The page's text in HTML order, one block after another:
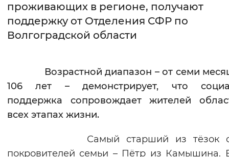
Интервал между буквами
Цвет сайта
Инверсивный
Изображения
проживающих в регионе, получают
поддержку от Отделения СФР по
Волгоградской области
Возрастной диапазон – от семи
106 лет – демонстрирует, что
поддержка сопровождает жителей
всех этапах жизни.
Самый старший из тёзок
покровителей семьи – Пётр из Камышина.